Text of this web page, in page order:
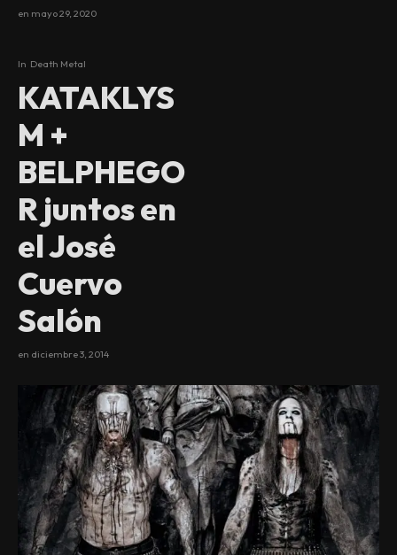
en mayo 29, 2020
In Death Metal
KATAKLYS
M +
BELPHEGO
R juntos en
el José
Cuervo
Salón
en diciembre 3, 2014